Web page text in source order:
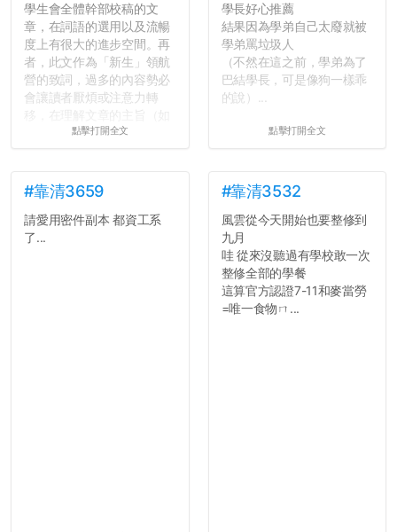
學生會全體幹部校稿的文
章，在詞語的選用以及流暢
度上有很大的進步空間。再
者，此文作為「新生」領航
營的致詞，過多的內容勢必
會讓讀者厭煩或注意力轉
移，在理解文章的主旨（如
果有的話）前就失去興趣。
的聲明一樣正式，但至少在
用字上多加留意。有些語句
用說的可能會引人發笑或多
聽幾句，但寫成文字時只會
點擊打開全文
學長好心推薦
結果因為學弟自己太廢就被
學弟罵垃圾人
（不然在這之前，學弟為了
巴結學長，可是像狗一樣乖
的說）...
點擊打開全文
#靠清3659
請愛用密件副本 都資工系
了...
#靠清3532
風雲從今天開始也要整修到
九月
哇 從來沒聽過有學校敢一次
整修全部的學餐
這算官方認證7-11和麥當勞
=唯一食物ㄇ...